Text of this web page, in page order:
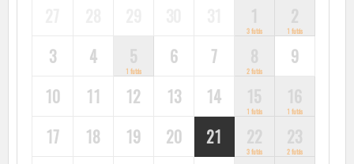
3 futás 1 futás
3 4
1 futás
6 7
2 futás
9
10
11 12 13 14
1 futás 1 futás
17 18 19 20 21
3 futás 2 futás